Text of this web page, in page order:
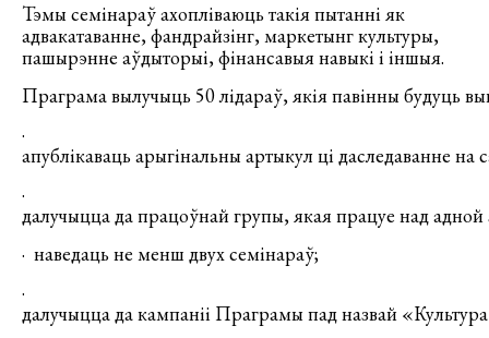
Тэмы семінараў ахопліваюць такія пытанні як
адвакатаванне, фандрайзінг, маркетынг культуры,
пашырэнне аўдыторыі, фінансавыя навыкі і іншыя.
Праграма вылучыць 50 лідараў, якія павінны будуць
·
апублікаваць арыгінальны артыкул ці даследаванне
·
далучыцца да працоўнай групы, якая працуе над адной
· наведаць не менш двух семінараў;
·
далучыцца да кампаніі Праграмы пад назвай